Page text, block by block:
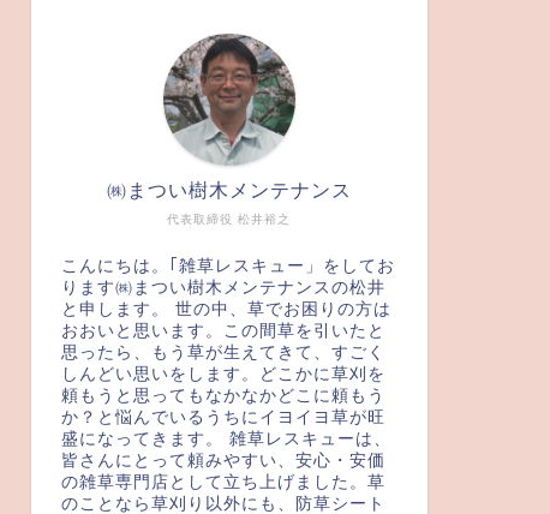
代表取締役 松井裕之
㈱まつい樹木メンテナンス
こんにちは。｢雑草レスキュー」をしてお
ります㈱まつい樹木メンテナンスの松井
と申します。 世の中、草でお困りの方は
おおいと思います。この間草を引いたと
思ったら、もう草が生えてきて、すごく
しんどい思いをします。どこかに草刈を
頼もうと思ってもなかなかどこに頼もう
か？と悩んでいるうちにイヨイヨ草が旺
盛になってきます。 雑草レスキューは、
皆さんにとって頼みやすい、安心・安価
の雑草専門店として立ち上げました。草
のことなら草刈り以外にも、防草シート